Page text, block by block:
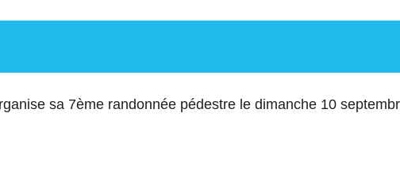
sa 7ème randonnée pédestre le dimanche 10